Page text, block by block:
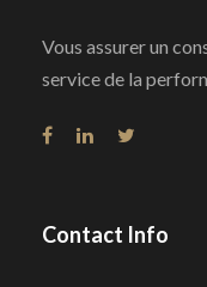
Vous assurer un
service de la
Contact Info